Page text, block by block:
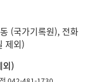
(국가기록원), 전화
제외)
)